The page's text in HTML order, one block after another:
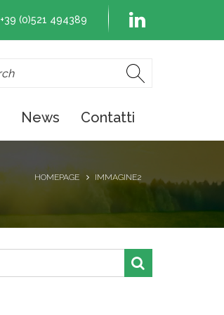
+39 (0)521 494389
News Contatti
HOMEPAGE IMMAGINE2